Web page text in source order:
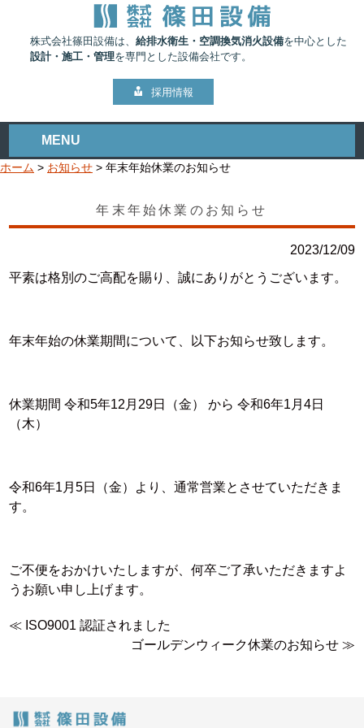
株式会社篠田設備は、 給排水衛生・空調換気消火設備を中心とした
設計・施工・管理を専門とした設備会社です。
採用情報
MENU
ホーム > お知らせ > 年末年始休業のお知らせ
年末年始休業のお知らせ
2023/12/09
平素は格別のご高配を賜り、誠にありがとうございます。
年末年始の休業期間について、以下お知らせ致します。
休業期間 令和5年12月29日（金） から 令和6年1月4日
（木）
令和6年1月5日（金）より、通常営業とさせていただきま
す。
ご不便をおかけいたしますが、何卒ご了承いただきますよ
うお願い申し上げます。
≪ ISO9001 認証されました
ゴールデンウィーク休業のお知らせ≫